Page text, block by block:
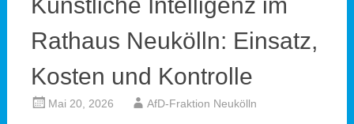
Rathaus Neukölln: Einsatz,
Kosten und Kontrolle
Mai 20, 2026 AfD-Fraktion Neukölln